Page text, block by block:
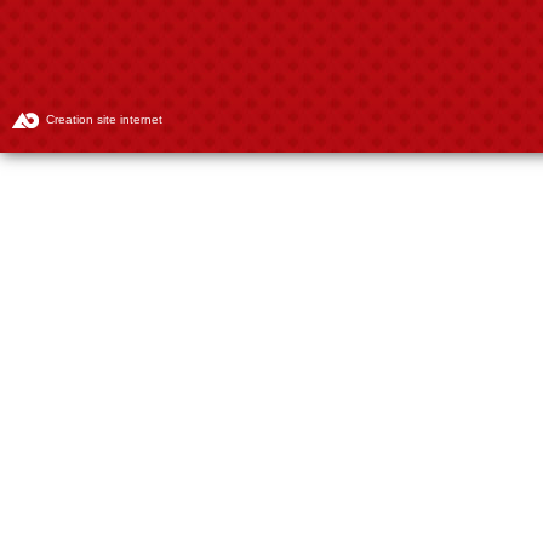
Creation site internet